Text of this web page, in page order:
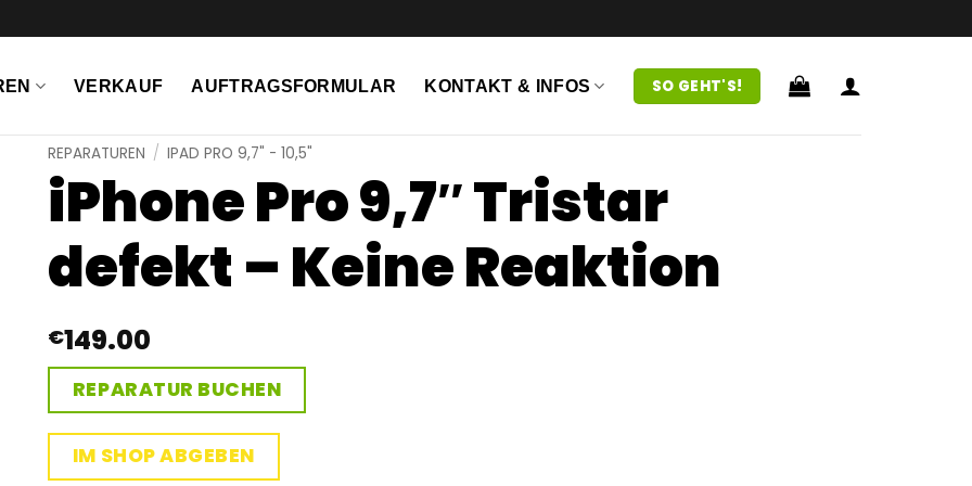
VERKAUF AUFTRAGSFORMULAR KONTAKT & INFOS SO GEHT'S!
REPARATUREN / IPAD PRO 9,7" - 10,5"
iPhone Pro 9,7″ Tristar
defekt – Keine Reaktion
€149.00
REPARATUR BUCHEN
IM SHOP ABGEBEN